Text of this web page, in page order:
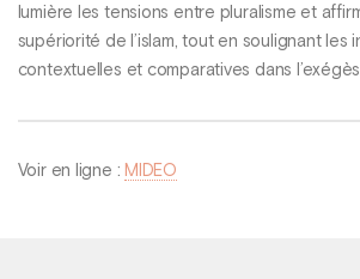
lumière les tensions entre pluralisme et
supériorité de l’islam, tout en soulignant les
contextuelles et comparatives dans
Voir en ligne : MIDEO